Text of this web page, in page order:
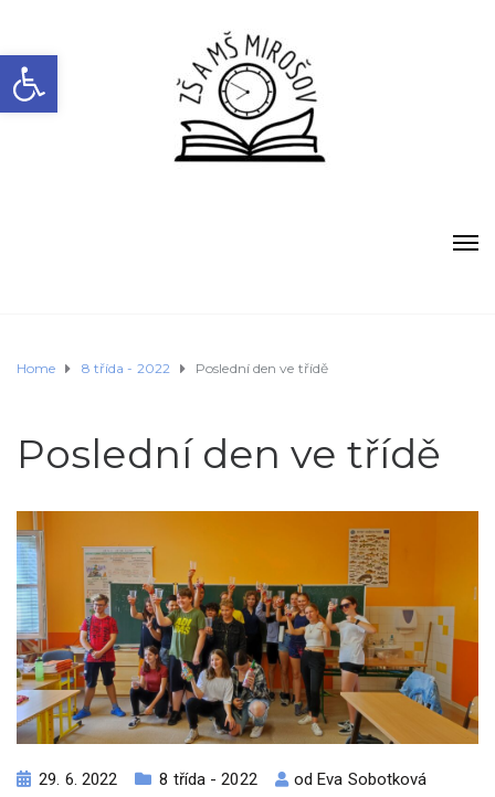
Open toolbar
Home 8 třída - 2022 Poslední den ve třídě
Poslední den ve třídě
29. 6. 2022 8 třída - 2022 odEva Sobotková